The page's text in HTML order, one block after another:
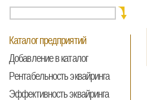
Каталог предприятий
Добавление в каталог
Рентабельность эквайринга
Эффективность эквайринга